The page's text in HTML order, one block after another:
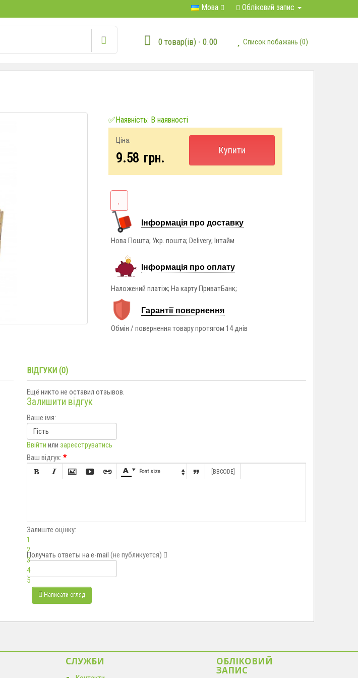
Мова Обліковий запис
0 товар(ів) - 0.00 Список побажань (0)
✅Наявність: В наявності
Ціна:
9.58 грн.
Купити
Інформація про доставку
Нова Пошта; Укр. пошта; Delivery; Інтайм
Інформація про оплату
Наложений платіж; На карту ПриватБанк;
Гарантії повернення
Обмін / повернення товару протягом 14 днів
ВІДГУКИ (0)
Ещё никто не оставил отзывов.
Залишити відгук
Ваше імя:
Ввійти или зареєструватись
Ваш відгук: *

      Font size   [BBCODE]
Залиште оцінку:
1
2
3
4
5
Получать ответы на e-mail (не публикуется)
Написати огляд
CЛУЖБИ ОБЛІКОВИЙ
ЗАПИС